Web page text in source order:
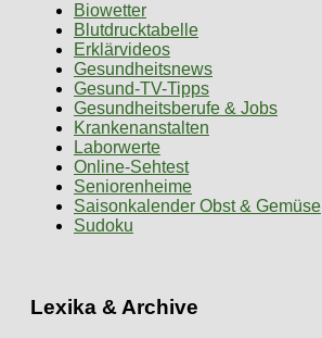
Biowetter
Blutdrucktabelle
Erklärvideos
Gesundheitsnews
Gesund-TV-Tipps
Gesundheitsberufe & Jobs
Krankenanstalten
Laborwerte
Online-Sehtest
Seniorenheime
Saisonkalender Obst & Gemüse
Sudoku
Lexika & Archive